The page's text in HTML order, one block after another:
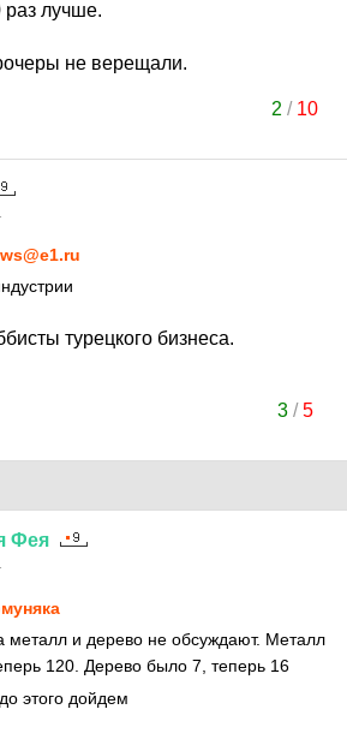
раз лучше.
не верещали.
2 / 10
турецкого бизнеса.
3/5
Фея
металл и дерево не обсуждают. Металл
120. Дерево было 7, теперь 16
этого дойдем